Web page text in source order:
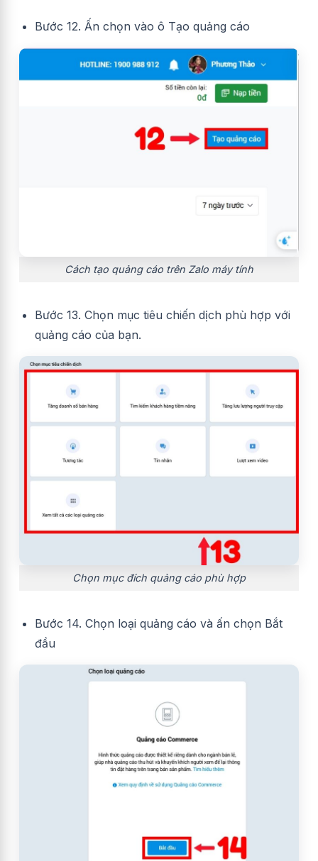
Bước 12. Ấn chọn vào ô Tạo quảng cáo
Cách tạo quảng cáo trên Zalo máy tính
Bước 13. Chọn mục tiêu chiến dịch phù hợp với
quảng cáo của bạn.
Chọn mục đích quảng cáo phù hợp
Bước 14. Chọn loại quảng cáo và ấn chọn Bắt
đầu